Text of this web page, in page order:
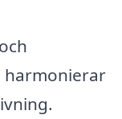
harmonierar